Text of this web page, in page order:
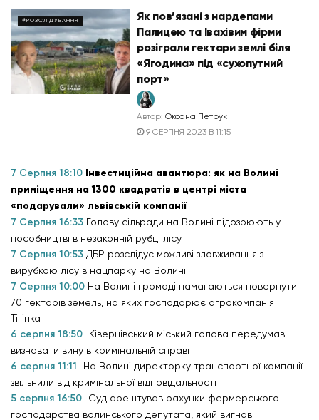
#РОЗСЛІДУВАННЯ
Як пов’язані з нардепами
Палицею та Івахівим фірми
розіграли гектари землі біля
«Ягодина» під «сухопутний
порт»
Автор: Оксана Петрук
9 СЕРПНЯ 2023 В 11:15
7 Серпня 18:10 Інвестиційна авантюра: як на Волині
приміщення на 1300 квадратів в центрі міста
«подарували» львівській компанії
7 Серпня 16:33 Голову сільради на Волині підозрюють у
пособництві в незаконній рубці лісу
7 Серпня 10:53 ДБР розслідує можливі зловживання з
вирубкою лісу в нацпарку на Волині
7 Серпня 10:00 На Волині громаді намагаються повернути
70 гектарів земель, на яких господарює агрокомпанія
Тігіпка
6 серпня 18:50
Ківерцівський міський голова передумав
визнавати вину в кримінальній справі
6 серпня 11:11
На Волині директорку транспортної компанії
звільнили від кримінальної відповідальності
5 серпня 16:50
Суд арештував рахунки фермерського
господарства волинського депутата, який вигнав